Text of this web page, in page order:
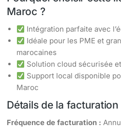
Maroc ?
Intégration parfaite avec
Idéale pour les PME et
marocaines
Solution cloud sécurisée
Support local disponible
Maroc
Détails de la
Fréquence de facturation :